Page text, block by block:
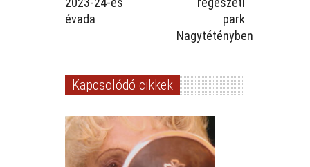
évada
park
Nagytétényben
Kapcsolódó cikkek